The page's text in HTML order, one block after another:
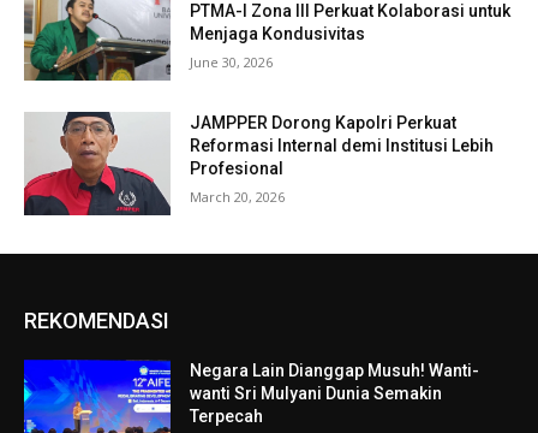
PTMA-I Zona III Perkuat Kolaborasi untuk
Menjaga Kondusivitas
June 30, 2026
JAMPPER Dorong Kapolri Perkuat
Reformasi Internal demi Institusi Lebih
Profesional
March 20, 2026
REKOMENDASI
Negara Lain Dianggap Musuh! Wanti-
wanti Sri Mulyani Dunia Semakin
Terpecah